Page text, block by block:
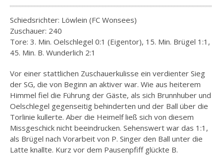
Schiedsrichter: Löwlein (FC Wonsees)
Zuschauer: 240
Tore: 3. Min. Oelschlegel 0:1 (Eigentor), 15. Min. Brügel 1:1,
45. Min. B. Wunderlich 2:1
Vor einer stattlichen Zuschauerkulisse ein verdienter Sieg
der SG, die von Beginn an aktiver war. Wie aus heiterem
Himmel fiel die Führung der Gäste, als sich Brunnhuber und
Oelschlegel gegenseitig behinderten und der Ball über die
Torlinie kullerte. Aber die Heimelf ließ sich von diesem
Missgeschick nicht beeindrucken. Sehenswert war das 1:1,
als Brügel nach Vorarbeit von P. Singer den Ball unter die
Latte knallte. Kurz vor dem Pausenpfiff glückte B.